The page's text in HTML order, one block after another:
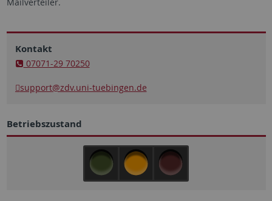
Kontakt
07071-29 70250
support@zdv.uni-tuebingen.de
Betriebszustand